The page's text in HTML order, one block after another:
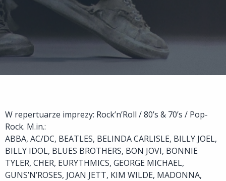
W repertuarze imprezy: Rock’n’Roll / 80’s & 70’s / Pop-
Rock. M.in.:
ABBA, AC/DC, BEATLES, BELINDA CARLISLE, BILLY JOEL,
BILLY IDOL, BLUES BROTHERS, BON JOVI, BONNIE
TYLER, CHER, EURYTHMICS, GEORGE MICHAEL,
GUNS’N’ROSES, JOAN JETT, KIM WILDE, MADONNA,